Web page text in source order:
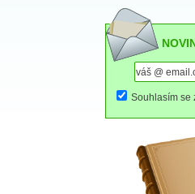
Souhlasím se